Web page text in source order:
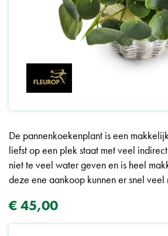
De pannenkoekenplant is een
liefst op een plek staat met veel
niet te veel water geven en is heel
deze ene aankoop kunnen er snel veel
€45,00